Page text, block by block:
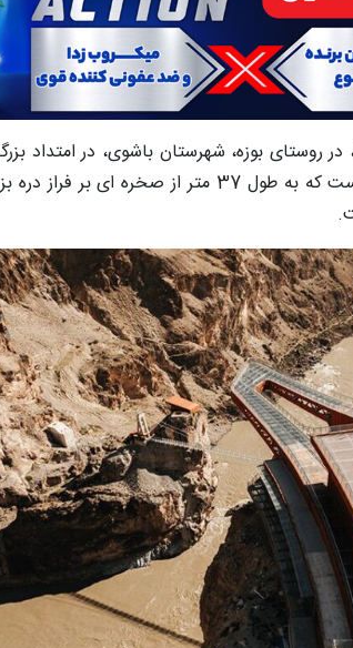
کانونی این پروژه، یک سکوی تماشای شیشه ای خیره کننده